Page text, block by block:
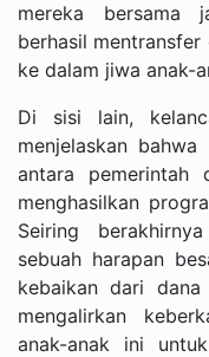
mereka bersama
berhasil
ke dalam jiwa anak-
Di sisi lain,
menjelaskan
antara pemerintah
menghasilkan
Seiring
sebuah harapan
kebaikan dari
mengalirkan
anak-anak ini